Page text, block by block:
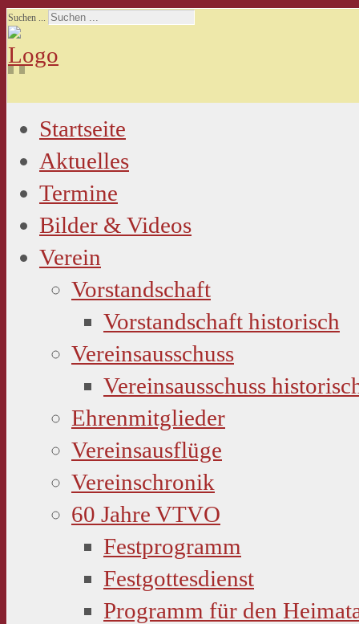
Suchen ...
Startseite
Aktuelles
Termine
Bilder & Videos
Verein
Vorstandschaft
Vorstandschaft historisch
Vereinsausschuss
Vereinsausschuss
Ehrenmitglieder
Vereinsausflüge
Vereinschronik
60 Jahre VTVO
Festprogramm
Festgottesdienst
Programm für den